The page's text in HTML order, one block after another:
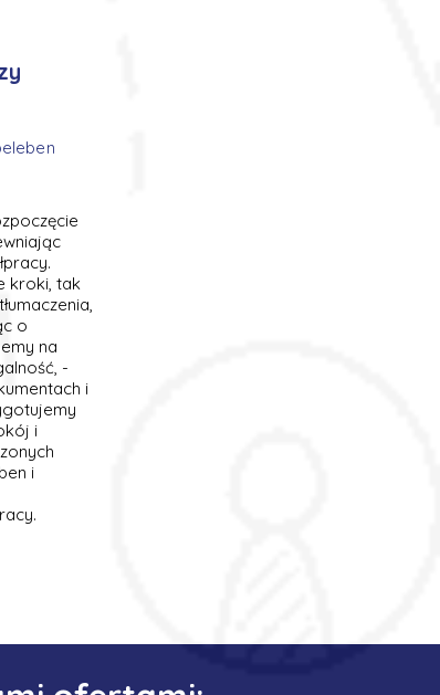
kroki, tak
o
na
-
i
i
i